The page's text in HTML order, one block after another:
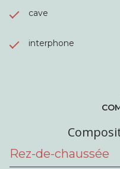
cave
interphone
Rez-de-chaussée